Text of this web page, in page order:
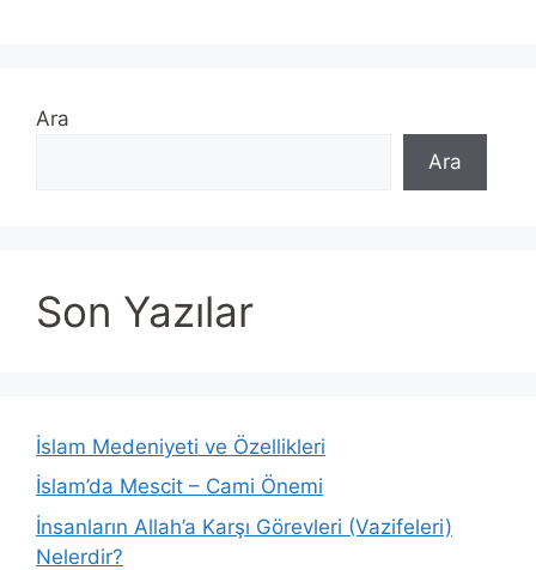
Ara
Ara
Son Yazılar
İslam Medeniyeti ve Özellikleri
İslam’da Mescit – Cami Önemi
İnsanların Allah’a Karşı Görevleri (Vazifeleri)
Nelerdir?